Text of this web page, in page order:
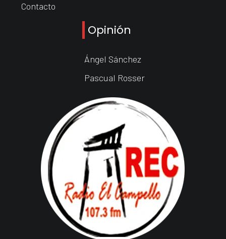
Contacto
Opinión
Ángel Sánchez
Pascual Rosser